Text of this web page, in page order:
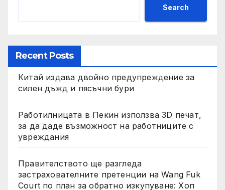
Search
Recent Posts
Китай издава двойно предупреждение за
силен дъжд и пясъчни бури
Работилницата в Пекин използва 3D печат,
за да даде възможност на работниците с
увреждания
Правителството ще разгледа
застрахователните претенции на Wang Fuk
Court по план за обратно изкупуване: Хоп